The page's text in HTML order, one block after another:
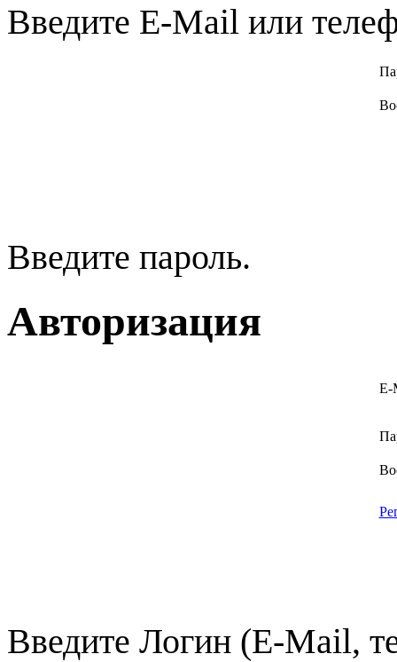
Введите E-Mail или
Введите пароль.
Авторизация
E-
Введите Логин (E-Mail,